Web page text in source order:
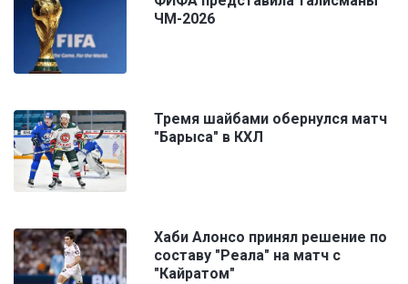
ЧМ-2026
Тремя шайбами обернулся матч
"Барыса" в КХЛ
Хаби Алонсо принял решение по
составу "Реала" на матч с
"Кайратом"